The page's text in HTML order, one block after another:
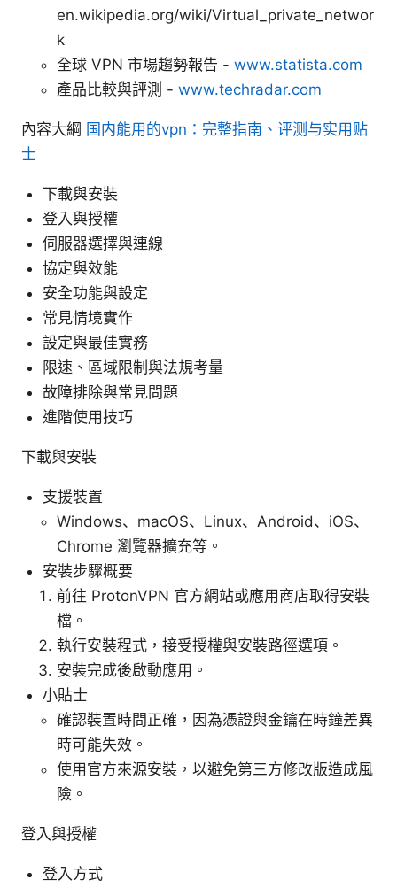
en.wikipedia.org/wiki/Virtual_private_networ
k
全球 VPN 市場趨勢報告 - www.statista.com
產品比較與評測 - www.techradar.com
內容大綱 国内能用的vpn：完整指南、评测与实用贴
士
下載與安裝
登入與授權
伺服器選擇與連線
協定與效能
安全功能與設定
常見情境實作
設定與最佳實務
限速、區域限制與法規考量
故障排除與常見問題
進階使用技巧
下載與安裝
支援裝置
Windows、macOS、Linux、Android、iOS、
Chrome 瀏覽器擴充等。
安裝步驟概要
前往 ProtonVPN 官方網站或應用商店取得安裝
檔。
執行安裝程式，接受授權與安裝路徑選項。
安裝完成後啟動應用。
小貼士
確認裝置時間正確，因為憑證與金鑰在時鐘差異
時可能失效。
使用官方來源安裝，以避免第三方修改版造成風
險。
登入與授權
登入方式